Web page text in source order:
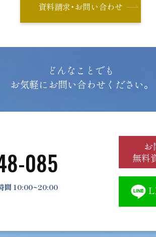
資料請求・お問い合わせ
どんなことでも
お気軽にお問い合わせください。
085
間 10:00~20:00
お
無料